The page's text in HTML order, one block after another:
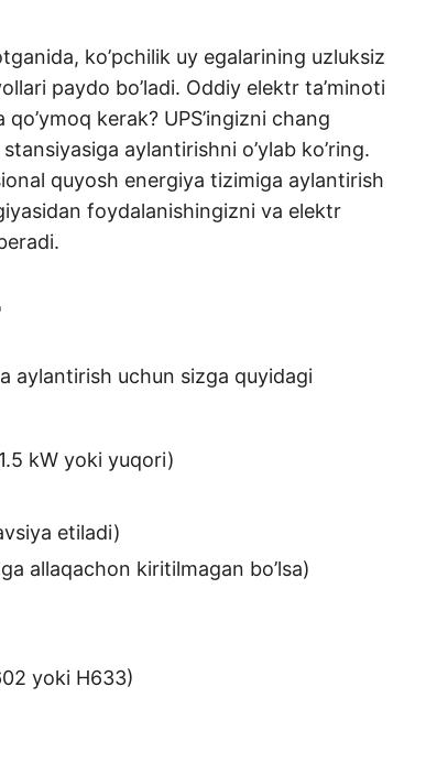
ko’pchilik uy egalarining uzluksiz
paydo bo’ladi. Oddiy elektr ta’minoti
kerak? UPS’ingizni chang
aylantirishni o’ylab ko’ring.
quyosh energiya tizimiga aylantirish
foydalanishingizni va elektr
aylantirish uchun sizga quyidagi
kW yoki yuqori)
etiladi)
allaqachon kiritilmagan bo’lsa)
yoki H633)